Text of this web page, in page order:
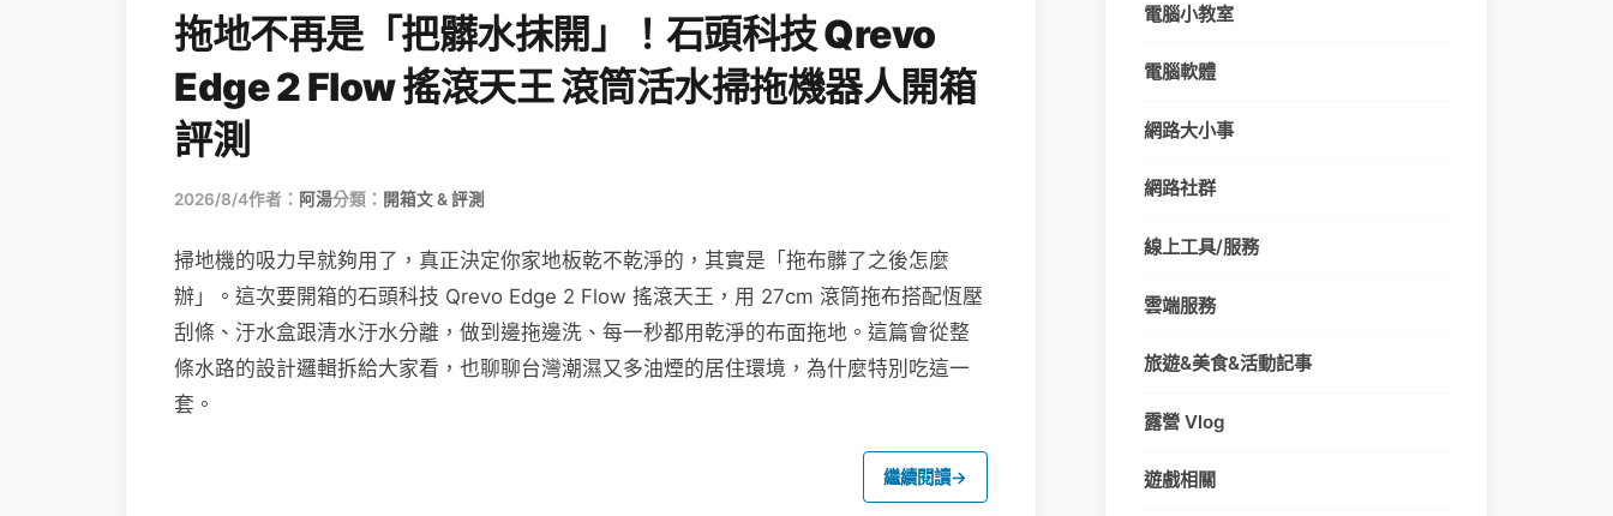
拖地不再是「把髒水抹開」！石頭科技 Qrevo
Edge 2 Flow 搖滾天王 滾筒活水掃拖機器人開箱
評測
2026/8/4作者： 阿湯分類： 開箱文 & 評測
掃地機的吸力早就夠用了，真正決定你家地板乾不乾淨的，其實是「拖布髒了之後怎麼
辦」。這次要開箱的石頭科技 Qrevo Edge 2 Flow 搖滾天王，用 27cm 滾筒拖布搭配恆壓
刮條、汙水盒跟清水汙水分離，做到邊拖邊洗、每一秒都用乾淨的布面拖地。這篇會從整
條水路的設計邏輯拆給大家看，也聊聊台灣潮濕又多油煙的居住環境，為什麼特別吃這一
套。
繼續閱讀→
電腦小教室
電腦軟體
網路大小事
網路社群
線上工具/服務
雲端服務
旅遊&美食&活動記事
露營 Vlog
遊戲相關